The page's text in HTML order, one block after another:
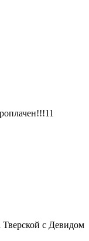
Тверской с Девидом